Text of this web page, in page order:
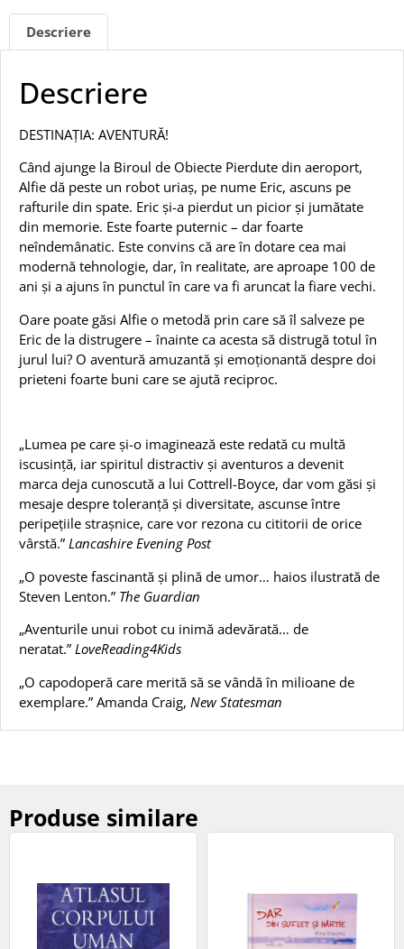
Descriere
Descriere
DESTINAȚIA: AVENTURĂ!
Când ajunge la Biroul de Obiecte Pierdute din aeroport,
Alfie dă peste un robot uriaș, pe nume Eric, ascuns pe
rafturile din spate. Eric și-a pierdut un picior și jumătate
din memorie. Este foarte puternic – dar foarte
neîndemânatic. Este convins că are în dotare cea mai
modernă tehnologie, dar, în realitate, are aproape 100 de
ani și a ajuns în punctul în care va fi aruncat la fiare vechi.
Oare poate găsi Alfie o metodă prin care să îl salveze pe
Eric de la distrugere – înainte ca acesta să distrugă totul în
jurul lui? O aventură amuzantă și emoționantă despre doi
prieteni foarte buni care se ajută reciproc.
„Lumea pe care și-o imaginează este redată cu multă
iscusință, iar spiritul distractiv și aventuros a devenit
marca deja cunoscută a lui Cottrell-Boyce, dar vom găsi și
mesaje despre toleranță și diversitate, ascunse între
peripețiile strașnice, care vor rezona cu cititorii de orice
vârstă.” Lancashire Evening Post
„O poveste fascinantă și plină de umor… haios ilustrată de
Steven Lenton.” The Guardian
„Aventurile unui robot cu inimă adevărată… de
neratat.” LoveReading4Kids
„O capodoperă care merită să se vândă în milioane de
exemplare.” Amanda Craig, New Statesman
Produse similare